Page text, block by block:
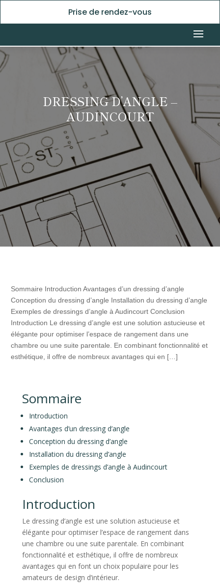
Prise de rendez-vous
DRESSING D’ANGLE –
AUDINCOURT
Sommaire Introduction Avantages d’un dressing d’angle
Conception du dressing d’angle Installation du dressing d’angle
Exemples de dressings d’angle à Audincourt Conclusion
Introduction Le dressing d’angle est une solution astucieuse et
élégante pour optimiser l’espace de rangement dans une
chambre ou une suite parentale. En combinant fonctionnalité et
esthétique, il offre de nombreux avantages qui en […]
Sommaire
Introduction
Avantages d’un dressing d’angle
Conception du dressing d’angle
Installation du dressing d’angle
Exemples de dressings d’angle à Audincourt
Conclusion
Introduction
Le dressing d’angle est une solution astucieuse et
élégante pour optimiser l’espace de rangement dans
une chambre ou une suite parentale. En combinant
fonctionnalité et esthétique, il offre de nombreux
avantages qui en font un choix populaire pour les
amateurs de design d’intérieur.